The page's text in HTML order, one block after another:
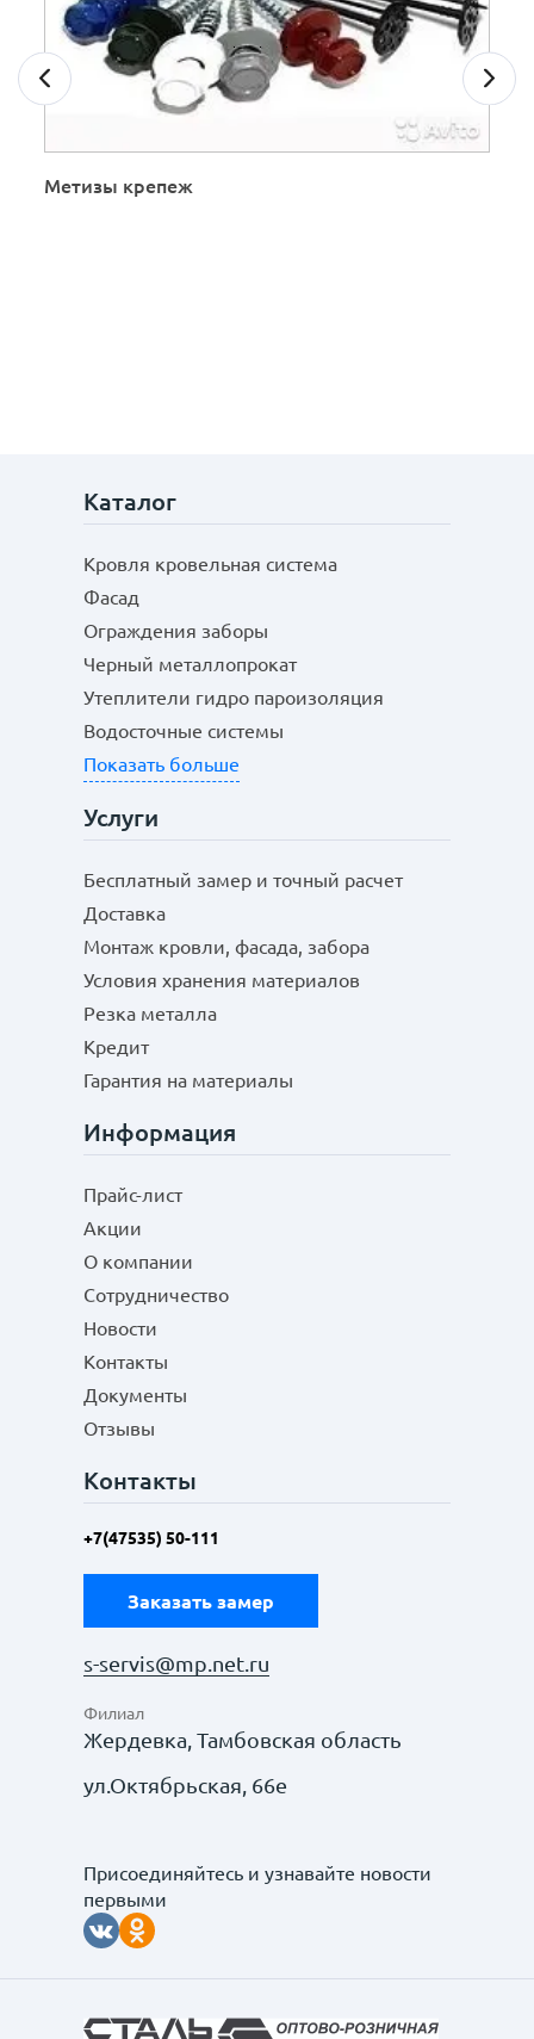
Метизы крепеж
Каталог
Кровля кровельная система
Фасад
Ограждения заборы
Черный металлопрокат
Утеплители гидро пароизоляция
Водосточные системы
Показать больше
Услуги
Бесплатный замер и точный расчет
Доставка
Монтаж кровли, фасада, забора
Условия хранения материалов
Резка металла
Кредит
Гарантия на материалы
Информация
Прайс-лист
Акции
О компании
Сотрудничество
Новости
Контакты
Документы
Отзывы
Контакты
+7(47535) 50-111
Заказать замер
s-servis@mp.net.ru
Филиал
Жердевка, Тамбовская область
ул.Октябрьская, 66е
Присоединяйтесь и узнавайте новости
первыми